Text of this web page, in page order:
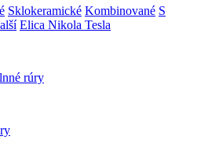
Sklokeramické Kombinované S
Elica Nikola Tesla
rúry